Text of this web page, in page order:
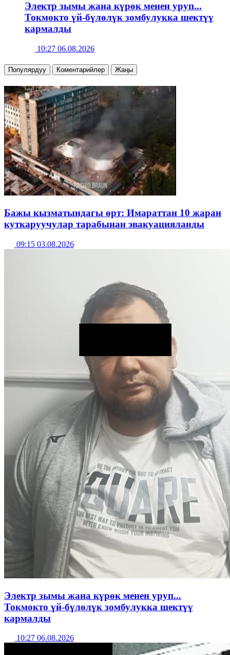
Электр зымы жана күрөк менен уруп...
Токмокто үй-бүлөлүк зомбулукка шектүү
кармалды
10:27 06.08.2026
Популярдуу Коментарийлер Жаңы
Бажы кызматындагы өрт: Имараттан 10 жаран
куткаруучулар тарабынан эвакуацияланды
09:15 03.08.2026
Электр зымы жана күрөк менен уруп...
Токмокто үй-бүлөлүк зомбулукка шектүү
кармалды
10:27 06.08.2026